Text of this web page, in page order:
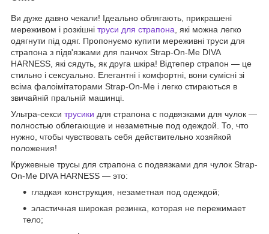
Ви дуже давно чекали! Ідеально облягають, прикрашені
мереживом і розкішні труси для страпона , які можна легко
одягнути під одяг. Пропонуємо купити мереживні труси для
страпона з підв'язками для панчох Strap-On-Me DIVA
HARNESS, які сядуть, як друга шкіра! Відтепер страпон — це
стильно і сексуально. Елегантні і комфортні, вони сумісні зі
всіма фалоімітаторами Strap-On-Me і легко стираються в
звичайній пральній машинці.
Ультра-секси трусики для страпона с подвязками для чулок —
полностью облегающие и незаметные под одеждой. То, что
нужно, чтобы чувствовать себя действительно хозяйкой
положения!
Кружевные трусы для страпона с подвязками для чулок Strap-
On-Me DIVA HARNESS — это:
гладкая конструкция, незаметная под одеждой;
эластичная широкая резинка, которая не пережимает
тело;